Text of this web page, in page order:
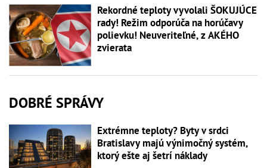
Rekordné teploty vyvolali ŠOKUJÚCE
rady! Režim odporúča na horúčavy
polievku! Neuveriteľné, z AKÉHO
zvierata
DOBRÉ SPRÁVY
Extrémne teploty? Byty v srdci
Bratislavy majú výnimočný systém,
ktorý ešte aj šetrí náklady